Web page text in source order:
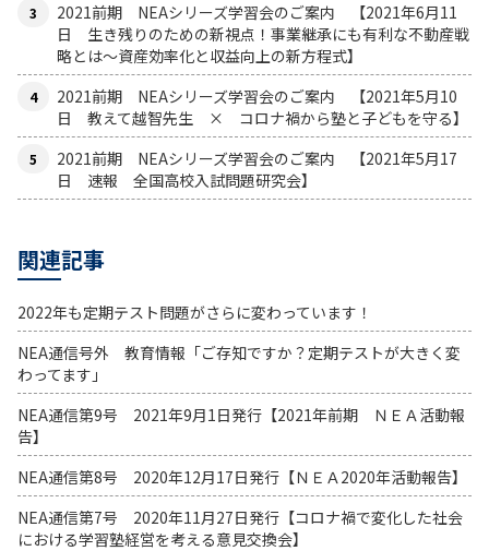
2021前期 NEAシリーズ学習会のご案内 【2021年6月11
日 生き残りのための新視点！事業継承にも有利な不動産戦
略とは〜資産効率化と収益向上の新方程式】
2021前期 NEAシリーズ学習会のご案内 【2021年5月10
日 教えて越智先生 × コロナ禍から塾と子どもを守る】
2021前期 NEAシリーズ学習会のご案内 【2021年5月17
日 速報 全国高校入試問題研究会】
関連記事
2022年も定期テスト問題がさらに変わっています！
NEA通信号外 教育情報「ご存知ですか？定期テストが大きく変
わってます」
NEA通信第9号 2021年9月1日発行【2021年前期 ＮＥＡ活動報
告】
NEA通信第8号 2020年12月17日発行【ＮＥＡ2020年活動報告】
NEA通信第7号 2020年11月27日発行【コロナ禍で変化した社会
における学習塾経営を考える意見交換会】